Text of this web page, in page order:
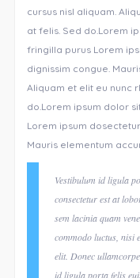
cursus nisl aliquam.
at felis. Sed do.Lorem
fringilla purus Lorem
dignissim congue.
Aliquam et elit eu nunc
do.Lorem ipsum dolor
Lorem ipsum
Mauris elementum
Vestibulum id ligula
consectetur est at
sem lacinia quam
commodo luctus, nisi
elit. Donec
id ligula porta felis